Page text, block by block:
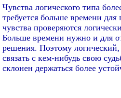
Чувства логического типа
требуется больше времени
чувства проверяются
Больше времени нужно и для
решения. Поэтому
связать с кем-нибудь свою
склонен держаться более